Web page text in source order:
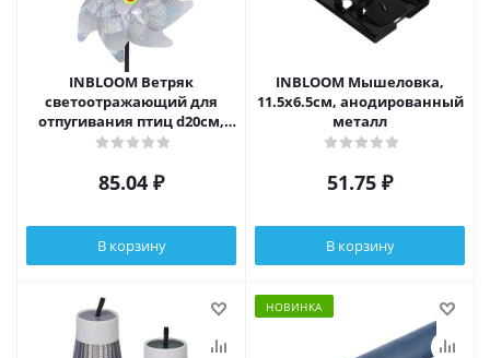
INBLOOM Ветряк
светоотражающий для
отпугивания птиц d20см,
h50см, пластик
85.04 ₽
В корзину
INBLOOM Мышеловка,
11.5х6.5см, анодированный
металл
51.75 ₽
В корзину
НОВИНКА